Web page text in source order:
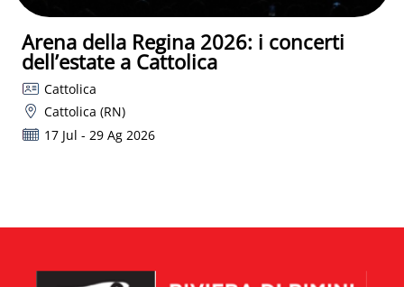
Arena della Regina 2026: i concerti
dell’estate a Cattolica
Cattolica
Cattolica (RN)
17 Jul - 29 Ag 2026